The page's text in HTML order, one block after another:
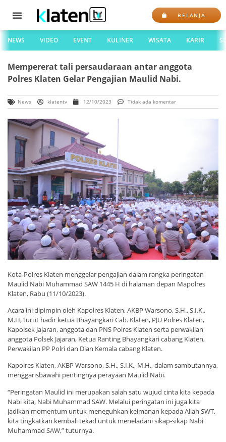
BELANJA
NEWS VIDEO EVENT KULINER WISATA KARIR
Mempererat tali persaudaraan antar anggota
Polres Klaten Gelar Pengajian Maulid Nabi.
News klatentv 12/10/2023 Tidak ada komentar
Kota-Polres Klaten menggelar pengajian dalam rangka peringatan
Maulid Nabi Muhammad SAW 1445 H di halaman depan Mapolres
Klaten, Rabu (11/10/2023).
Acara ini dipimpin oleh Kapolres Klaten, AKBP Warsono, S.H., S.I.K.,
M.H, turut hadir ketua Bhayangkari Cab. Klaten, PJU Polres Klaten,
Kapolsek Jajaran, anggota dan PNS Polres Klaten serta perwakilan
anggota Polsek Jajaran, Ketua Ranting Bhayangkari cabang Klaten,
Perwakilan PP Polri dan Dian Kemala cabang Klaten.
Kapolres Klaten, AKBP Warsono, S.H., S.I.K., M.H., dalam sambutannya,
menggarisbawahi pentingnya perayaan Maulid Nabi.
“Peringatan Maulid ini merupakan salah satu wujud cinta kita kepada
Nabi kita, Nabi Muhammad SAW. Melalui peringatan ini juga kita
jadikan momentum untuk meneguhkan keimanan kepada Allah SWT,
kita tingkatkan kembali tekad untuk meneladani sikap-sikap Nabi
Muhammad SAW,” tuturnya.